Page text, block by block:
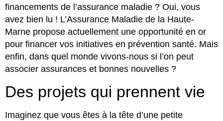
financements de l’assurance maladie ? Oui, vous
avez bien lu ! L’Assurance Maladie de la Haute-
Marne propose actuellement une opportunité en or
pour financer vos initiatives en prévention santé. Mais
enfin, dans quel monde vivons-nous si l’on peut
associer assurances et bonnes nouvelles ?
Des projets qui prennent vie
Imaginez que vous êtes à la tête d’une petite